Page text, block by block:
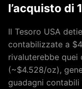
l’acquisto di
Il Tesoro USA
contabilizzate a
rivaluterebbe
(~$4.528/oz),
guadagni